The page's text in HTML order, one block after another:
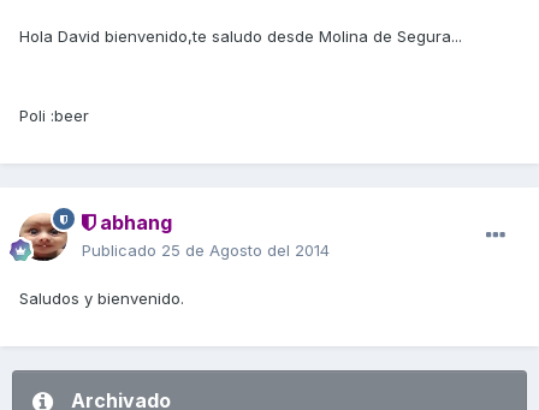
Hola David bienvenido,te saludo desde Molina de Segura...
Poli :beer
abhang
Publicado 25 de Agosto del 2014
Saludos y bienvenido.
Archivado